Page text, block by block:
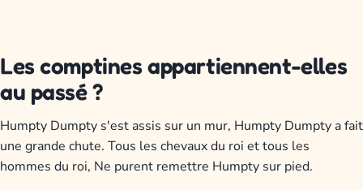
Les comptines appartiennent-elles
au passé ?
Humpty Dumpty s'est assis sur un mur, Humpty Dumpty a fait
une grande chute. Tous les chevaux du roi et tous les
hommes du roi, Ne purent remettre Humpty sur pied.